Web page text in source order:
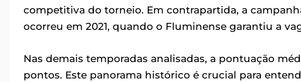
competitiva do torneio. Em contrapartida, a
ocorreu em 2021, quando o Fluminense garantiu a
Nas demais temporadas analisadas, a pontuação
pontos. Este panorama histórico é crucial para